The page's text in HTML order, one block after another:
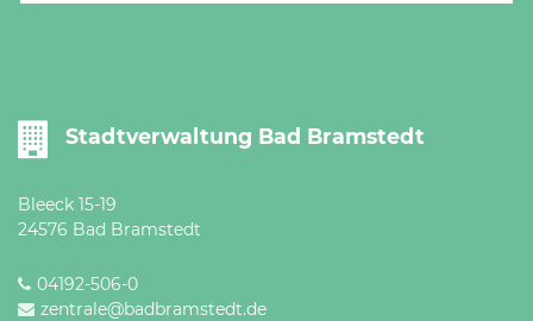
Stadtverwaltung Bad Bramstedt
Bleeck 15-19
24576 Bad Bramstedt
04192-506-0
zentrale@badbramstedt.de